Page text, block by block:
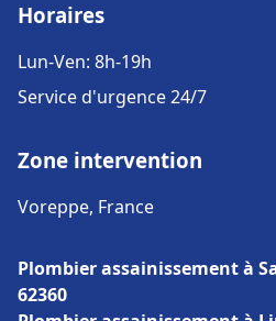
Horaires
Lun-Ven: 8h-19h
Service d'urgence 24/7
Zone intervention
Voreppe, France
Plombier assainissement à
62360